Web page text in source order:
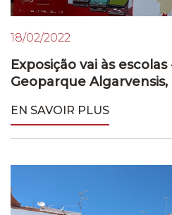
18/02/2022
Exposição vai às escolas
Geoparque Algarvensis,
EN SAVOIR PLUS